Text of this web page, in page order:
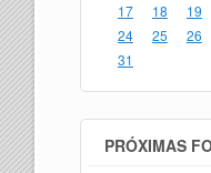
17
18 19
24
25 26
31
PRÓXIMAS